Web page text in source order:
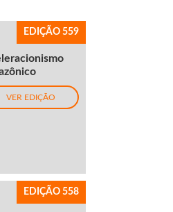
EDIÇÃO 559
VER EDIÇÃO
EDIÇÃO 558